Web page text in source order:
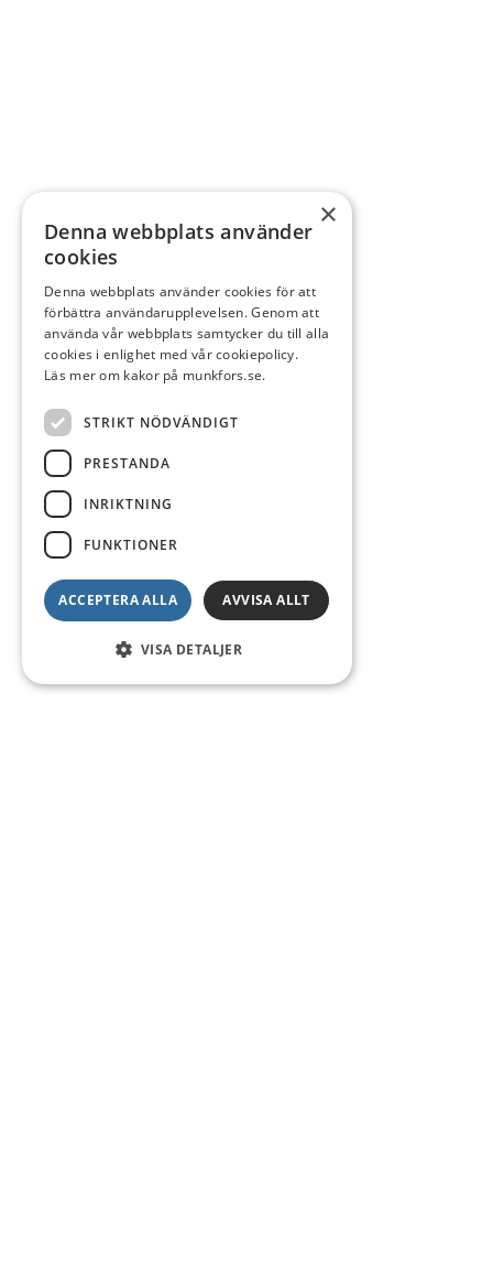
×
Denna webbplats använder
cookies
Denna webbplats använder cookies för att
förbättra användarupplevelsen. Genom att
använda vår webbplats samtycker du till alla
cookies i enlighet med vår cookiepolicy.
Läs mer om kakor på munkfors.se.
STRIKT NÖDVÄNDIGT
PRESTANDA
INRIKTNING
FUNKTIONER
ACCEPTERA ALLA AVVISA ALLT
VISA DETALJER